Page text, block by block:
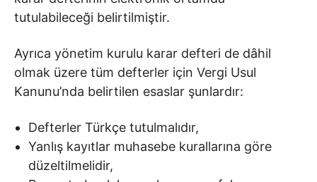
tutulabileceği belirtilmiştir.
Ayrıca yönetim kurulu karar defteri de dâhil
olmak üzere tüm defterler için Vergi Usul
Kanunu’nda belirtilen esaslar şunlardır:
Defterler Türkçe tutulmalıdır,
Yanlış kayıtlar muhasebe kurallarına göre
düzeltilmelidir,